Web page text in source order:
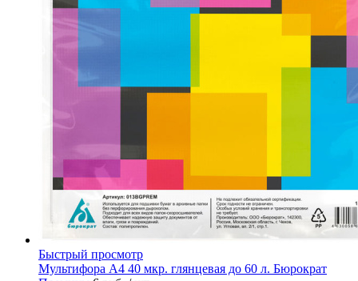
Быстрый просмотр
Мультифора А4 40 мкр. глянцевая до 60 л. Бюрократ